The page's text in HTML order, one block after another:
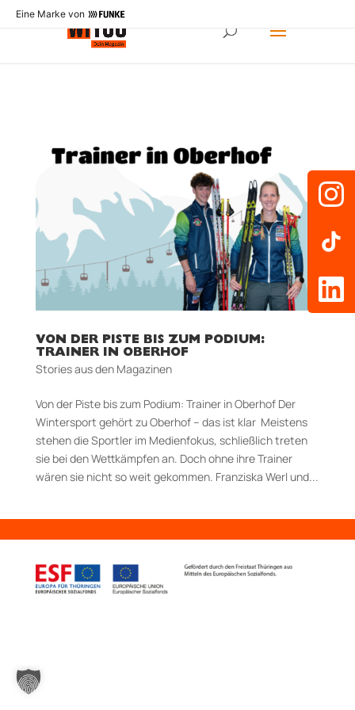
Eine Marke von
VON DER PISTE BIS ZUM PODIUM:
TRAINER IN OBERHOF
Stories aus den Magazinen
Von der Piste bis zum Podium: Trainer in Oberhof Der
Wintersport gehört zu Oberhof – das ist klar Meistens
stehen die Sportler im Medienfokus, schließlich treten
sie bei den Wettkämpfen an. Doch ohne ihre Trainer
wären sie nicht so weit gekommen. Franziska Werl und...